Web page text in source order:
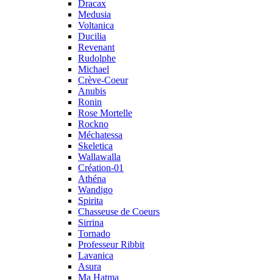
Dracax
Medusia
Voltanica
Ducilia
Revenant
Rudolphe
Michael
Crève-Coeur
Anubis
Ronin
Rose Mortelle
Rockno
Méchatessa
Skeletica
Wallawalla
Création-01
Athéna
Wandigo
Spirita
Chasseuse de Coeurs
Sirrina
Tornado
Professeur Ribbit
Lavanica
Asura
Ma Hatma